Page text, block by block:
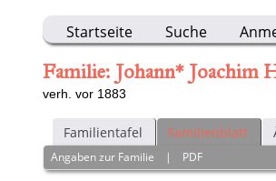
Startseite Suche
Familie: Johann* Joachim
verh. vor 1883
Familientafel Familienblatt
Angaben zur Familie | PDF